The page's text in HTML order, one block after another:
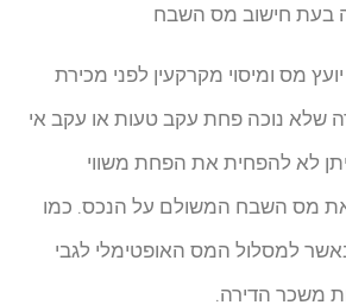
חישוב מס השבח
מס ומיסוי מקרקעין לפני מכירת
נוכה פחת עקב טעות או עקב אי
לא להפחית את הפחת משווי
מס השבח המשולם על הנכס. כמו
למסלול המס האופטימלי לגבי
הדירה.